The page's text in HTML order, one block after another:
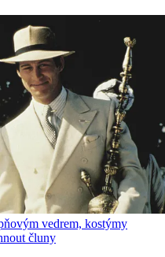
vedrem, kostýmy
čluny